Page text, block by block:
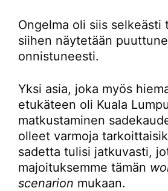
Ongelma oli siis selkeästi
siihen näytetään
onnistuneesti.
Yksi asia, joka myös
etukäteen oli Kuala
matkustaminen
olleet varmoja
sadetta tulisi jatkuvasti,
majoituksemme tämän
scenarion mukaan.